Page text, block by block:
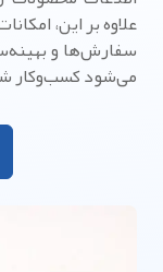
علاوه بر این،
سفارش‌ها و
می‌شود کسب‌وکار